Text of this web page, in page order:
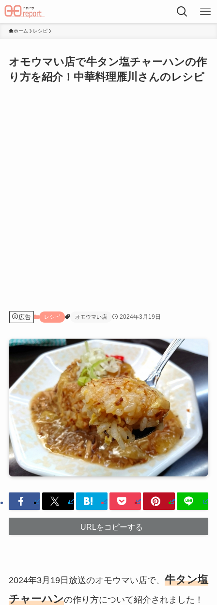
ホーム レシピ
オモウマい店で牛タン塩チャーハンの作
り方を紹介！中華料理雁川さんのレシピ
広告 レシピ オモウマい店 2024年3月19日
URLをコピーする
2024年3月19日放送のオモウマい店で、 牛タン塩
チャーハンの作り方について紹介されました！